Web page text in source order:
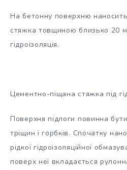
На бетонну поверхню
стяжка товщиною близько 20
гідроізоляція.
Цементно-піщана стяжка під
Поверхня підлоги повинна
тріщин і горбків. Спочатку
рідкої гідроізоляційної
поверх неї вкладається